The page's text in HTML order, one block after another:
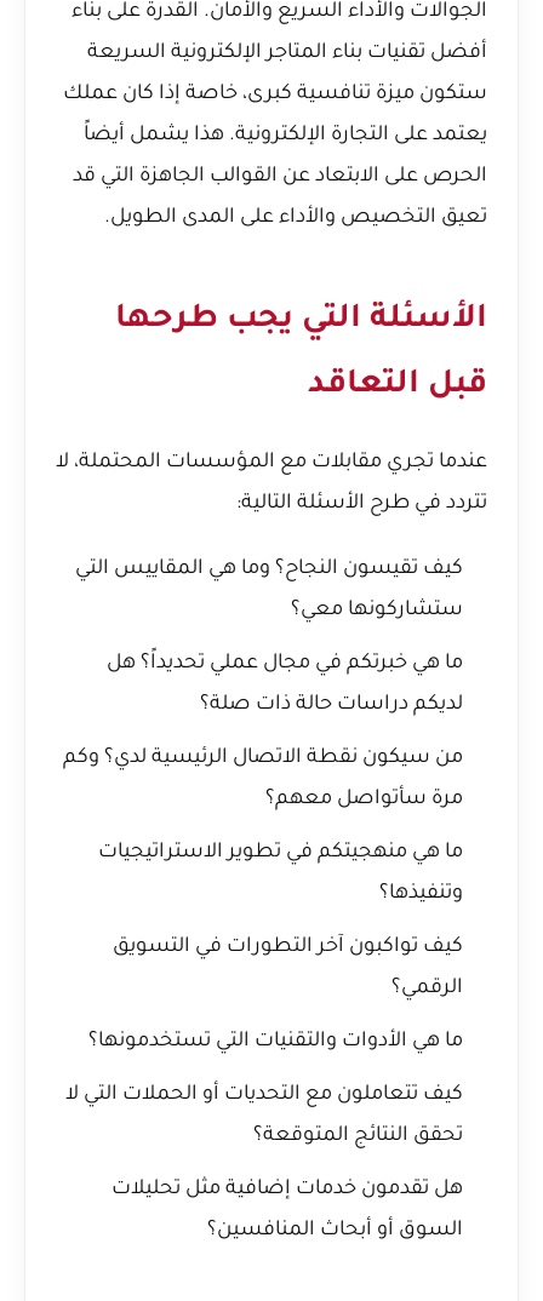
الجوالات والأداء السريع والأمان. القدرة على بناء
أفضل تقنيات بناء المتاجر الإلكترونية السريعة
ستكون ميزة تنافسية كبرى، خاصة إذا كان عملك
يعتمد على التجارة الإلكترونية. هذا يشمل أيضاً
الحرص على الابتعاد عن القوالب الجاهزة التي قد
تعيق التخصيص والأداء على المدى الطويل.
الأسئلة التي يجب طرحها
قبل التعاقد
عندما تجري مقابلات مع المؤسسات المحتملة، لا
تتردد في طرح الأسئلة التالية:
كيف تقيسون النجاح؟ وما هي المقاييس التي
ستشاركونها معي؟
ما هي خبرتكم في مجال عملي تحديداً؟ هل
لديكم دراسات حالة ذات صلة؟
من سيكون نقطة الاتصال الرئيسية لدي؟ وكم
مرة سأتواصل معهم؟
ما هي منهجيتكم في تطوير الاستراتيجيات
وتنفيذها؟
كيف تواكبون آخر التطورات في التسويق
الرقمي؟
ما هي الأدوات والتقنيات التي تستخدمونها؟
كيف تتعاملون مع التحديات أو الحملات التي لا
تحقق النتائج المتوقعة؟
هل تقدمون خدمات إضافية مثل تحليلات
السوق أو أبحاث المنافسين؟